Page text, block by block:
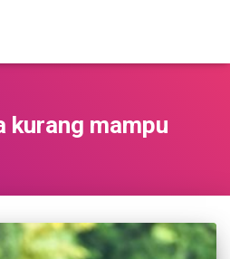
kurang mampu